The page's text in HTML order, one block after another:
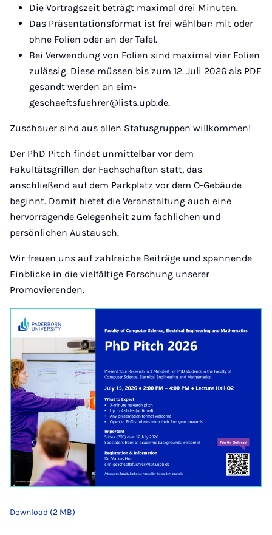
Die Vortragszeit beträgt maximal drei Minuten.
Das Präsentationsformat ist frei wählbar: mit oder
ohne Folien oder an der Tafel.
Bei Verwendung von Folien sind maximal vier Folien
zulässig. Diese müssen bis zum 12. Juli 2026 als PDF
gesandt werden an eim-
geschaeftsfuehrer@lists.upb.de.
Zuschauer sind aus allen Statusgruppen willkommen!
Der PhD Pitch findet unmittelbar vor dem
Fakultätsgrillen der Fachschaften statt, das
anschließend auf dem Parkplatz vor dem O-Gebäude
beginnt. Damit bietet die Veranstaltung auch eine
hervorragende Gelegenheit zum fachlichen und
persönlichen Austausch.
Wir freuen uns auf zahlreiche Beiträge und spannende
Einblicke in die vielfältige Forschung unserer
Promovierenden.
Download (2 MB)